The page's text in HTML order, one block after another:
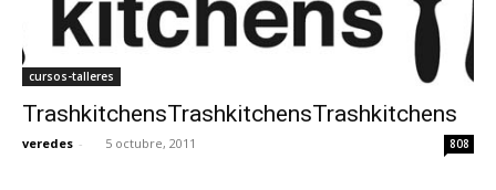
cursos-talleres
TrashkitchensTrashkitchensTrashkitchens
veredes - 5 octubre, 2011 808